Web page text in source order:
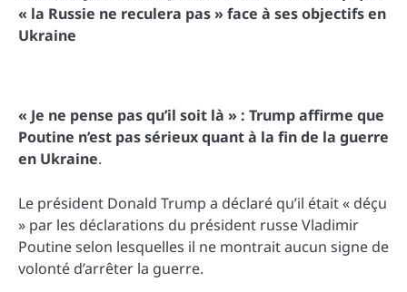
« la Russie ne reculera pas » face à ses objectifs en
Ukraine
« Je ne pense pas qu’il soit là » : Trump affirme que
Poutine n’est pas sérieux quant à la fin de la guerre
en Ukraine.
Le président Donald Trump a déclaré qu’il était « déçu
» par les déclarations du président russe Vladimir
Poutine selon lesquelles il ne montrait aucun signe de
volonté d’arrêter la guerre.